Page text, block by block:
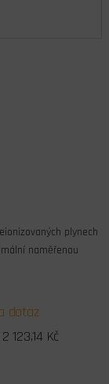
plynech
naměřenou
dotaz
2 123,14 Kč